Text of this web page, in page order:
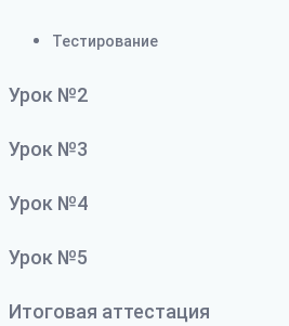
Тестирование
Урок №2
Урок №3
Урок №4
Урок №5
Итоговая аттестация